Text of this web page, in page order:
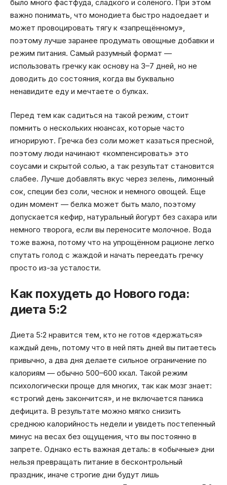
было много фастфуда, сладкого и солёного. При этом
важно понимать, что монодиета быстро надоедает и
может провоцировать тягу к «запрещённому»,
поэтому лучше заранее продумать овощные добавки и
режим питания. Самый разумный формат —
использовать гречку как основу на 3–7 дней, но не
доводить до состояния, когда вы буквально
ненавидите еду и мечтаете о булках.
Перед тем как садиться на такой режим, стоит
помнить о нескольких нюансах, которые часто
игнорируют. Гречка без соли может казаться пресной,
поэтому люди начинают «компенсировать» это
соусами и скрытой солью, а так результат становится
слабее. Лучше добавлять вкус через зелень, лимонный
сок, специи без соли, чеснок и немного овощей. Еще
один момент — белка может быть мало, поэтому
допускается кефир, натуральный йогурт без сахара или
немного творога, если вы переносите молочное. Вода
тоже важна, потому что на упрощённом рационе легко
спутать голод с жаждой и начать переедать гречку
просто из-за усталости.
Как похудеть до Нового года:
диета 5:2
Диета 5:2 нравится тем, кто не готов «держаться»
каждый день, потому что в ней пять дней вы питаетесь
привычно, а два дня делаете сильное ограничение по
калориям — обычно 500–600 ккал. Такой режим
психологически проще для многих, так как мозг знает:
«строгий день закончится», и не включается паника
дефицита. В результате можно мягко снизить
среднюю калорийность недели и увидеть постепенный
минус на весах без ощущения, что вы постоянно в
запрете. Однако есть важная деталь: в «обычные» дни
нельзя превращать питание в бесконтрольный
праздник, иначе строгие дни будут лишь